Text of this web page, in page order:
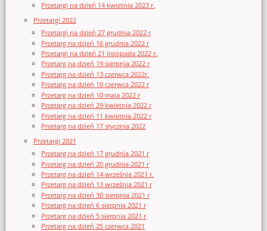
Przetargi na dzień 14 kwietnia 2023 r.
Przetargi 2022
Przetargi na dzień 27 grudnia 2022 r
Przetarg na dzień 16 grudnia 2022 r
Przetargi na dzień 21 listopada 2022 r.
Przetarg na dzień 19 sierpnia 2022 r
Przetarg na dzień 13 czerwca 2022r.
Przetarg na dzień 10 czerwca 2022 r
Przetarg na dzień 10 maja 2022 r
Przetarg na dzień 29 kwietnia 2022 r
Przetarg na dzień 11 kwietnia 2022 r
Przetarg na dzień 17 stycznia 2022
Przetargi 2021
Przetarg na dzień 17 grudnia 2021 r
Przetarg na dzień 20 grudnia 2021 r
Przetarg na dzień 14 września 2021 r.
Przetarg na dzień 13 września 2021 r
Przetarg na dzień 30 sierpnia 2021 r
Przetarg na dzień 6 sierpnia 2021 r
Przetarg na dzień 5 sierpnia 2021 r
Przetarg na dzień 25 czerwca 2021